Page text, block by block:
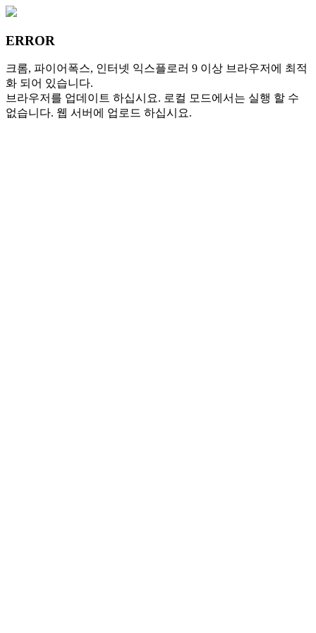
ERROR
크롬, 파이어폭스, 인터넷 익스플로러 9 이상 브라우저에 최적
화 되어 있습니다.
브라우저를 업데이트 하십시요. 로컬 모드에서는 실행 할 수
없습니다. 웹 서버에 업로드 하십시요.